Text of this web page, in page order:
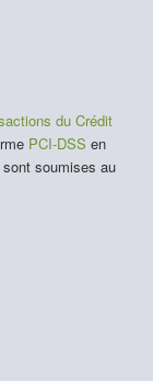
du Crédit
PCI-DSS en
soumises au